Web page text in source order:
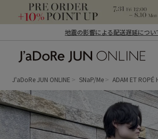
地震の影響による配送遅延につい
ン オンライン）
J'aDoRe JUN ONLINE SNaP/Me ADAM ET ROPÉ